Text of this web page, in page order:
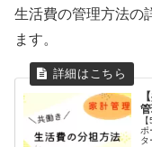
生活費の管理方法の
ます。
ポ
タ